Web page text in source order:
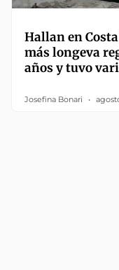
Hallan en
más longeva
años y tuvo
Josefina Bonari